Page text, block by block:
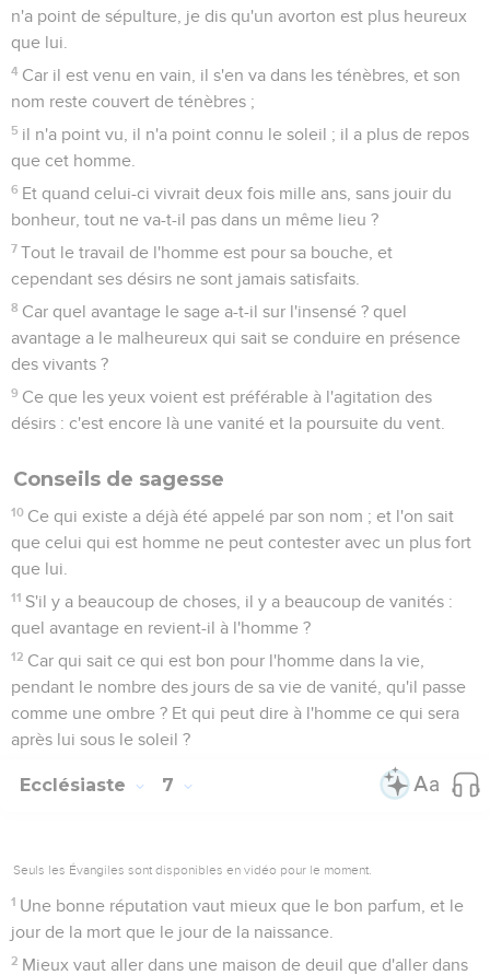
n'a point de sépulture, je dis qu'un avorton est plus heureux
que lui.
4 Car il est venu en vain, il s'en va dans les ténèbres, et son
nom reste couvert de ténèbres ;
5 il n'a point vu, il n'a point connu le soleil ; il a plus de repos
que cet homme.
6 Et quand celui-ci vivrait deux fois mille ans, sans jouir du
bonheur, tout ne va-t-il pas dans un même lieu ?
7 Tout le travail de l'homme est pour sa bouche, et
cependant ses désirs ne sont jamais satisfaits.
8 Car quel avantage le sage a-t-il sur l'insensé ? quel
avantage a le malheureux qui sait se conduire en présence
des vivants ?
9 Ce que les yeux voient est préférable à l'agitation des
désirs : c'est encore là une vanité et la poursuite du vent.
Conseils de sagesse
10 Ce qui existe a déjà été appelé par son nom ; et l'on sait
que celui qui est homme ne peut contester avec un plus fort
que lui.
11 S'il y a beaucoup de choses, il y a beaucoup de vanités :
quel avantage en revient-il à l'homme ?
12 Car qui sait ce qui est bon pour l'homme dans la vie,
pendant le nombre des jours de sa vie de vanité, qu'il passe
comme une ombre ? Et qui peut dire à l'homme ce qui sera
après lui sous le soleil ?
Ecclésiaste 7
Seuls les Évangiles sont disponibles en vidéo pour le moment.
1 Une bonne réputation vaut mieux que le bon parfum, et le
jour de la mort que le jour de la naissance.
2 Mieux vaut aller dans une maison de deuil que d'aller dans